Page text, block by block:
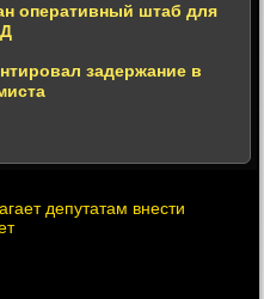
оперативный штаб для
задержание в
депутатам внести